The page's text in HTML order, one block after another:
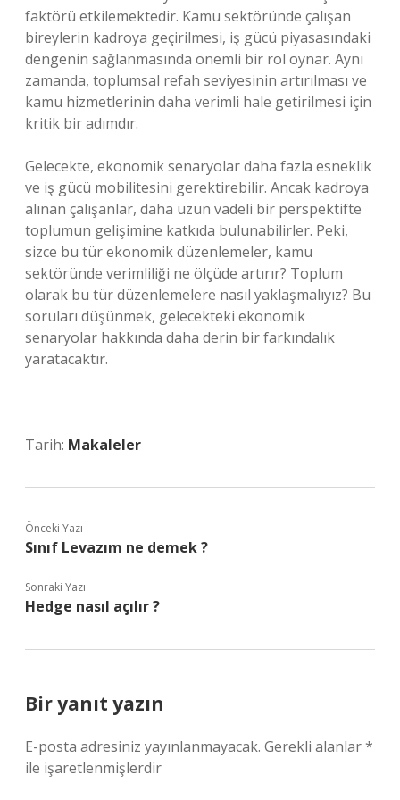
faktörü etkilemektedir. Kamu sektöründe çalışan
bireylerin kadroya geçirilmesi, iş gücü piyasasındaki
dengenin sağlanmasında önemli bir rol oynar. Aynı
zamanda, toplumsal refah seviyesinin artırılması ve
kamu hizmetlerinin daha verimli hale getirilmesi için
kritik bir adımdır.
Gelecekte, ekonomik senaryolar daha fazla esneklik
ve iş gücü mobilitesini gerektirebilir. Ancak kadroya
alınan çalışanlar, daha uzun vadeli bir perspektifte
toplumun gelişimine katkıda bulunabilirler. Peki,
sizce bu tür ekonomik düzenlemeler, kamu
sektöründe verimliliği ne ölçüde artırır? Toplum
olarak bu tür düzenlemelere nasıl yaklaşmalıyız? Bu
soruları düşünmek, gelecekteki ekonomik
senaryolar hakkında daha derin bir farkındalık
yaratacaktır.
Tarih: Makaleler
Önceki Yazı
Sınıf Levazım ne demek ?
Sonraki Yazı
Hedge nasıl açılır ?
Bir yanıt yazın
E-posta adresiniz yayınlanmayacak. Gerekli alanlar*
ile işaretlenmişlerdir